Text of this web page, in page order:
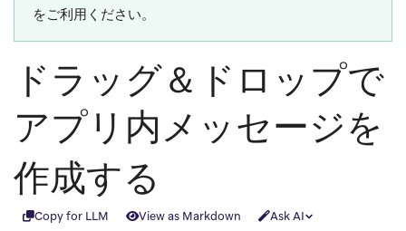
をご利用ください。
ドラッグ＆ドロップで
アプリ内メッセージを
作成する
Copy for LLM View as Markdown Ask AI